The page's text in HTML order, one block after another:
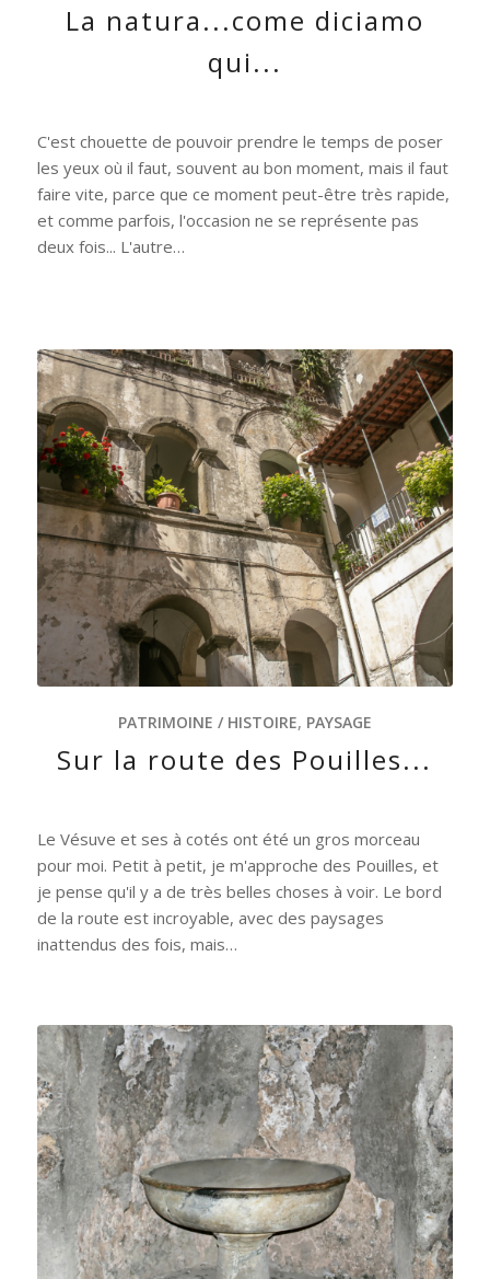
La natura...come diciamo
qui...
C'est chouette de pouvoir prendre le temps de poser
les yeux où il faut, souvent au bon moment, mais il faut
faire vite, parce que ce moment peut-être très rapide,
et comme parfois, l'occasion ne se représente pas
deux fois... L'autre…
PATRIMOINE / HISTOIRE, PAYSAGE
Sur la route des Pouilles...
Le Vésuve et ses à cotés ont été un gros morceau
pour moi. Petit à petit, je m'approche des Pouilles, et
je pense qu'il y a de très belles choses à voir. Le bord
de la route est incroyable, avec des paysages
inattendus des fois, mais…